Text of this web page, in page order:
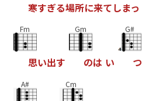
寒すぎる場所に来てしまっ
Fm
思い出す
Gm
のは い
G#
つ
A# Cm